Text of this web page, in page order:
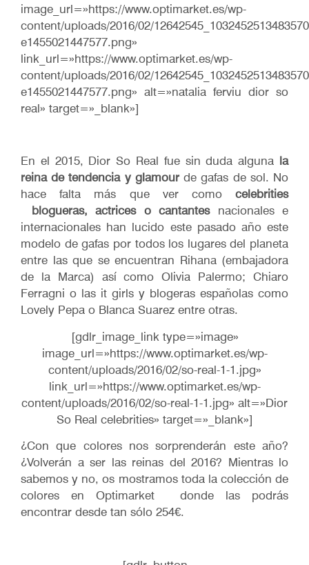
image_url=»https://www.optimarket.es/wp-
content/uploads/2016/02/
e1455021447577.png»
link_url=»https://www.optimarket.es/wp-
content/uploads/2016/02/
e1455021447577.png» alt=»natalia ferviu dior so
real» target=»_blank»]
En el 2015, Dior So Real fue sin duda alguna la
reina de tendencia y glamourde gafas de sol. No
hace falta más que ver como celebrities
blogueras, actrices o cantantesnacionales e
internacionales han lucido este pasado año este
modelo de gafas por todos los lugares del planeta
entre las que se encuentran Rihana (embajadora
de la Marca) así como Olivia Palermo; Chiaro
Ferragni o las it girls y blogeras españolas como
Lovely Pepa o Blanca Suarez entre otras.
[gdlr_image_link type=»image»
image_url=»https://www.optimarket.es/wp-
content/uploads/2016/02/so-real-1-1.jpg»
link_url=»https://www.optimarket.es/wp-
content/uploads/2016/02/so-real-1-1.jpg» alt=»Dior
So Real celebrities» target=»_blank»]
¿Con que colores nos sorprenderán este año?
¿Volverán a ser las reinas del 2016? Mientras lo
sabemos y no, os mostramos toda la colección de
colores en Optimarket donde las podrás
encontrar desde tan sólo 254€.